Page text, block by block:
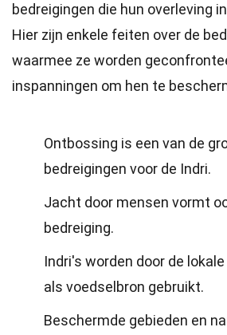
bedreigingen die hun overleving
Hier zijn enkele feiten over de
waarmee ze worden
inspanningen om hen te
Ontbossing is een van de
bedreigingen voor de Indri.
Jacht door mensen vormt
bedreiging.
Indri's worden door de
als voedselbron gebruikt.
Beschermde gebieden en